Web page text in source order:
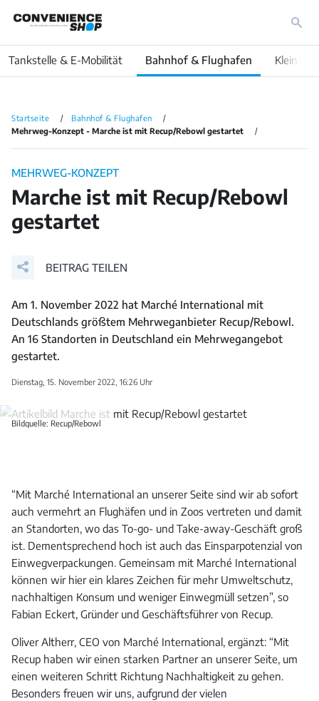
Tankstelle & E-Mobilität Bahnhof & Flughafen
Startseite
Bahnhof & Flughafen
Mehrweg-Konzept - Marche ist mit Recup/Rebowl gestartet
MEHRWEG-KONZEPT
Marche ist mit Recup/Rebowl
gestartet
BEITRAG TEILEN
Am 1. November 2022 hat Marché International mit
Deutschlands größtem Mehrweganbieter Recup/Rebowl.
An 16 Standorten in Deutschland ein Mehrwegangebot
gestartet.
Dienstag, 15. November 2022, 16:26 Uhr
Bildquelle: Recup/Rebowl
“Mit Marché International an unserer Seite sind wir ab sofort
auch vermehrt an Flughäfen und in Zoos vertreten und damit
an Standorten, wo das To-go- und Take-away-Geschäft groß
ist. Dementsprechend hoch ist auch das Einsparpotenzial von
Einwegverpackungen. Gemeinsam mit Marché International
können wir hier ein klares Zeichen für mehr Umweltschutz,
nachhaltigen Konsum und weniger Einwegmüll setzen”, so
Fabian Eckert, Gründer und Geschäftsführer von Recup.
Oliver Altherr, CEO von Marché International, ergänzt: “Mit
Recup haben wir einen starken Partner an unserer Seite, um
einen weiteren Schritt Richtung Nachhaltigkeit zu gehen.
Besonders freuen wir uns, aufgrund der vielen